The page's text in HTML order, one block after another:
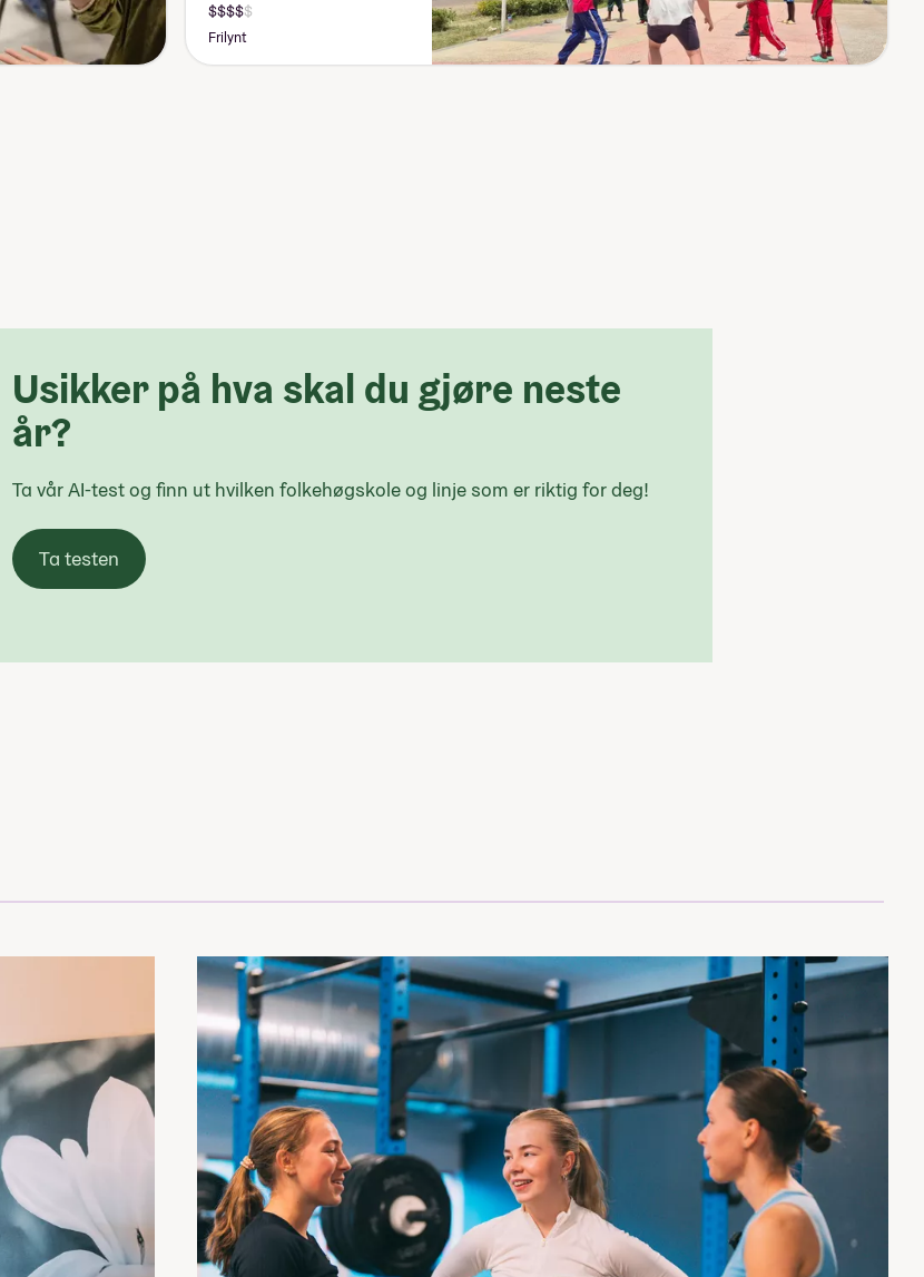
Pris:
155
000-
170
Frilynt
Usikker på hva skal du gjøre neste
år?
Ta vår AI-test og finn ut hvilken folkehøgskole og linje som er riktig for deg!
Ta testen